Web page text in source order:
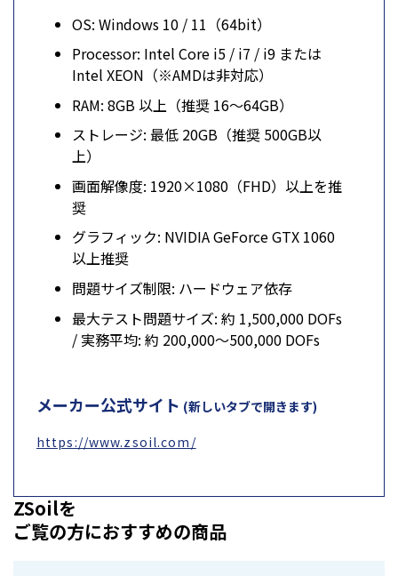
OS: Windows 10 / 11（64bit）
Processor: Intel Core i5 / i7 / i9 または
Intel XEON（※AMDは非対応）
RAM: 8GB 以上（推奨 16～64GB）
ストレージ: 最低 20GB（推奨 500GB以
上）
画面解像度: 1920×1080（FHD）以上を推
奨
グラフィック: NVIDIA GeForce GTX 1060
以上推奨
問題サイズ制限: ハードウェア依存
最大テスト問題サイズ: 約 1,500,000 DOFs
/ 実務平均: 約 200,000～500,000 DOFs
メーカー公式サイト (新しいタブで開きます)
https://www.zsoil.com/
ZSoilを
ご覧の方におすすめの商品